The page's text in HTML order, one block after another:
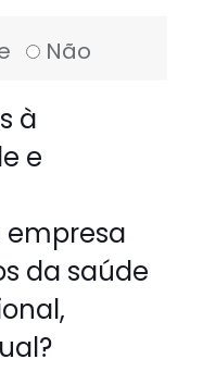
Não
à
e
empresa
da saúde